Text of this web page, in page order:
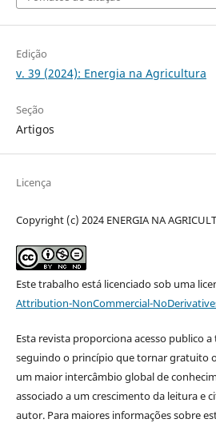
Edição
v. 39 (2024): Energia na Agricultura
Seção
Artigos
Licença
Copyright (c) 2024 ENERGIA NA
Este trabalho está licenciado sob uma
Attribution-NonCommercial-
Esta revista proporciona acesso publico
seguindo o princípio que tornar gratuito
um maior intercâmbio global de
associado a um crescimento da leitura e
autor. Para maiores informações sobre